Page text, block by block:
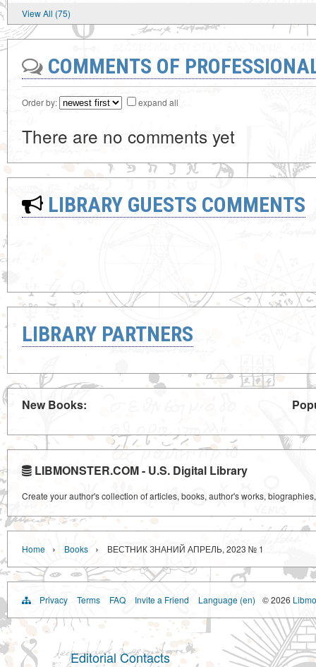
View All (75)
COMMENTS OF
Order by: expand all
There are no comments yet
LIBRARY GUESTS COMMENTS
LIBRARY PARTNERS
New Books:
LIBMONSTER.COM - U.S. Digital Library
Create your author's collection of articles, books, author's works,
Home › Books › ВЕСТНИК ЗНАНИЙ АПРЕЛЬ, 2023 № 1
Privacy Terms FAQ Invite a Friend Language (en) © 2026
Editorial Contacts